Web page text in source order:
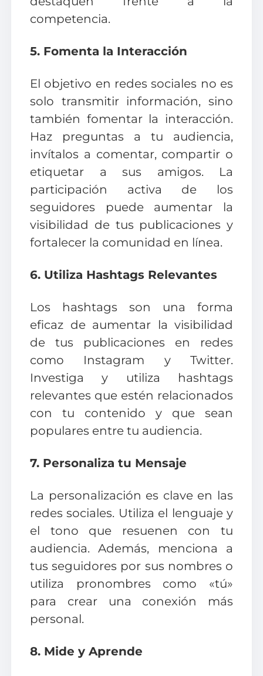
competencia.
5. Fomenta la Interacción
El objetivo en redes sociales no es
solo transmitir información, sino
también fomentar la interacción.
Haz preguntas a tu audiencia,
invítalos a comentar, compartir o
etiquetar a sus amigos. La
participación activa de los
seguidores puede aumentar la
visibilidad de tus publicaciones y
fortalecer la comunidad en línea.
6. Utiliza Hashtags Relevantes
Los hashtags son una forma
eficaz de aumentar la visibilidad
de tus publicaciones en redes
como Instagram y Twitter.
Investiga y utiliza hashtags
relevantes que estén relacionados
con tu contenido y que sean
populares entre tu audiencia.
7. Personaliza tu Mensaje
La personalización es clave en las
redes sociales. Utiliza el lenguaje y
el tono que resuenen con tu
audiencia. Además, menciona a
tus seguidores por sus nombres o
utiliza pronombres como «tú»
para crear una conexión más
personal.
8. Mide y Aprende